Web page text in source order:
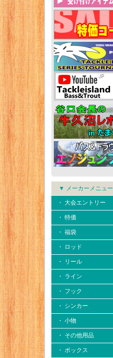
▼ メーカーメニュー
・ 大会エントリー
・ 特価
・ 福袋
・ ロッド
・ リール
・ ライン
・ フック
・ シンカー
・ 小物
・ その他用品
・ ボックス